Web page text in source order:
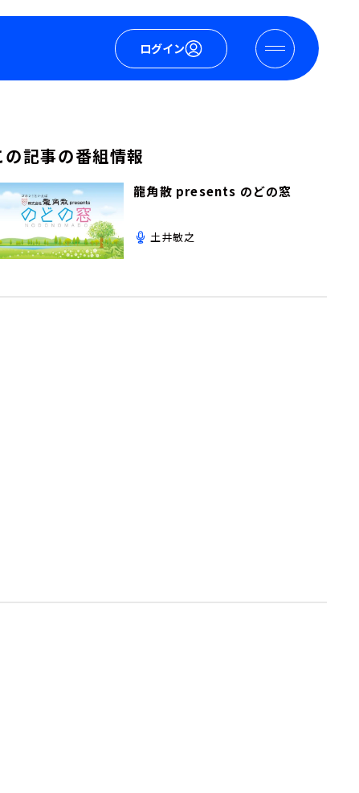
ログイン
の記事の番組情報
龍角散 presents のどの窓
土井敏之